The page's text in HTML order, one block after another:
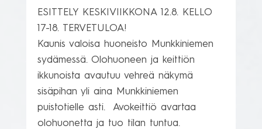
ESITTELY KESKIVIIKKONA 12.8. KELLO
17-18. TERVETULOA!
Kaunis valoisa huoneisto Munkkiniemen
sydämessä. Olohuoneen ja keittiön
ikkunoista avautuu vehreä näkymä
sisäpihan yli aina Munkkiniemen
puistotielle asti.  Avokeittiö avartaa
olohuonetta ja tuo tilan tuntua.